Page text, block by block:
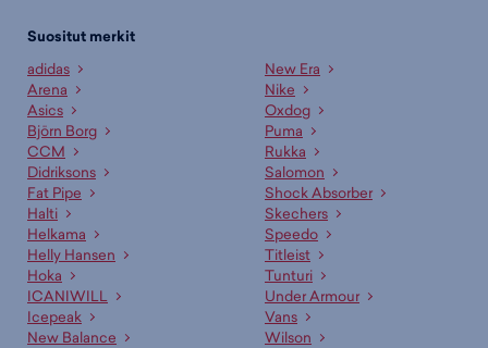
Suositut merkit
adidas
Arena
Asics
Björn Borg
CCM
Didriksons
Fat Pipe
Halti
Helkama
Helly Hansen
Hoka
ICANIWILL
Icepeak
New Balance
New Era
Nike
Oxdog
Puma
Rukka
Salomon
Shock Absorber
Skechers
Speedo
Titleist
Tunturi
Under Armour
Vans
Wilson